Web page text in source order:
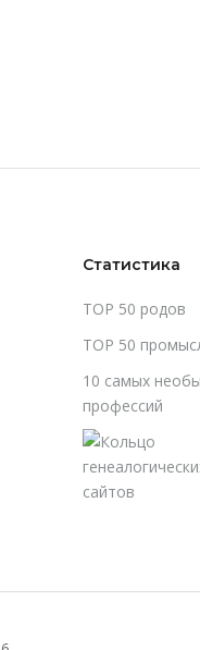
Статистика
TOP 50 родов
TOP 50
10 самых
профессий